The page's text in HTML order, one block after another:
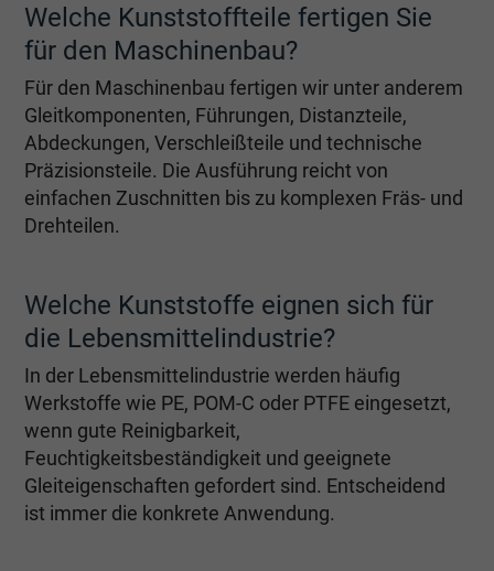
Welche Kunststoffteile fertigen Sie
für den Maschinenbau?
Für den Maschinenbau fertigen wir unter anderem
Gleitkomponenten, Führungen, Distanzteile,
Abdeckungen, Verschleißteile und technische
Präzisionsteile. Die Ausführung reicht von
einfachen Zuschnitten bis zu komplexen Fräs- und
Drehteilen.
Welche Kunststoffe eignen sich für
die Lebensmittelindustrie?
In der Lebensmittelindustrie werden häufig
Werkstoffe wie PE, POM-C oder PTFE eingesetzt,
wenn gute Reinigbarkeit,
Feuchtigkeitsbeständigkeit und geeignete
Gleiteigenschaften gefordert sind. Entscheidend
ist immer die konkrete Anwendung.